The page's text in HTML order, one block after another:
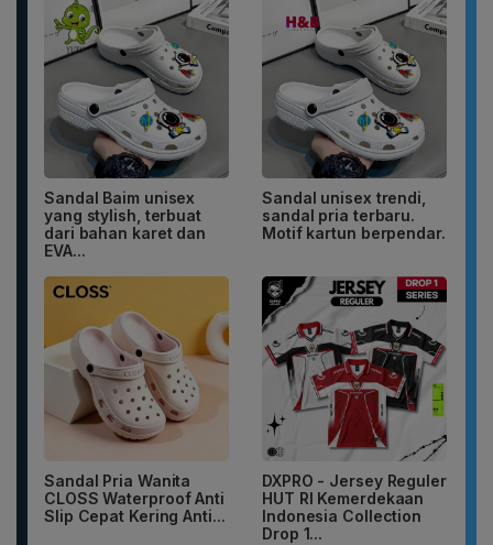
Sandal Baim unisex
yang stylish, terbuat
dari bahan karet dan
EVA...
Sandal unisex trendi,
sandal pria terbaru.
Motif kartun berpendar.
Sandal Pria Wanita
CLOSS Waterproof Anti
Slip Cepat Kering Anti...
DXPRO - Jersey Reguler
HUT RI Kemerdekaan
Indonesia Collection
Drop 1...